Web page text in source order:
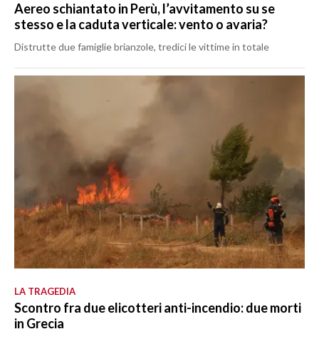
Aereo schiantato in Perù, l’avvitamento su se
stesso e la caduta verticale: vento o avaria?
Distrutte due famiglie brianzole, tredici le vittime in totale
LA TRAGEDIA
Scontro fra due elicotteri anti-incendio: due morti
in Grecia